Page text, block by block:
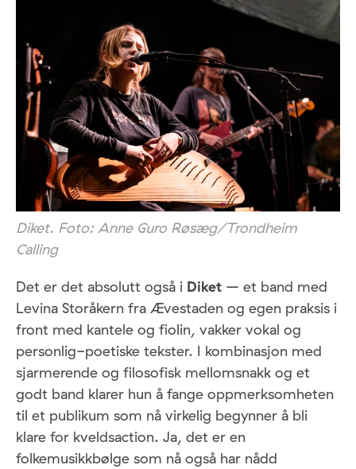
Diket. Foto: Anne Guro Røsæg/Trondheim
Calling
Det er det absolutt også i Diket – et band med
Levina Storåkern fra Ævestaden og egen praksis i
front med kantele og fiolin, vakker vokal og
personlig-poetiske tekster. I kombinasjon med
sjarmerende og filosofisk mellomsnakk og et
godt band klarer hun å fange oppmerksomheten
til et publikum som nå virkelig begynner å bli
klare for kveldsaction. Ja, det er en
folkemusikkbølge som nå også har nådd